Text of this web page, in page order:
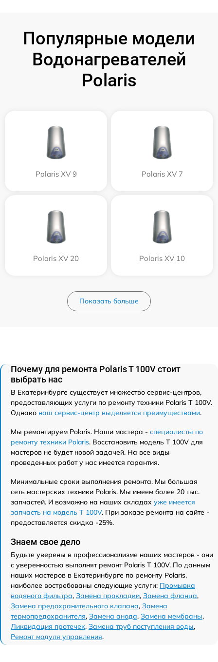
Популярные модели
Водонагревателей
Polaris
Polaris XV 9 Polaris XV 7
Polaris XV 20 Polaris XV 10
Показать больше
Почему для ремонта Polaris T 100V стоит
выбрать нас
В Екатеринбурге существует множество сервис-центров,
предоставляющих услуги по ремонту техники Polaris T 100V.
Однако наш сервис-центр выделяется преимуществами.
Мы ремонтируем Polaris. Наши мастера - специалисты по
ремонту техники Polaris. Восстановить модель T 100V для
мастеров не будет новой задачей. На все виды
проведенных работ у нас имеется гарантия.
Минимальные сроки выполнения ремонта. Мы большая
сеть мастерских техники Polaris. Мы имеем более 20 тыс.
запчастей. И возможно на наших складах уже имеется
запчасть на модель T 100V. При заказе ремонта на сайте -
предоставляется скидка -25%.
Знаем свое дело
Будьте уверены в профессионализме наших мастеров - они
с уверенностью выполнят ремонт Polaris T 100V. По данным
наших мастеров в Екатеринбурге по ремонту Polaris,
наиболее востребованы следующие услуги: Промывка
водяного фильтра, Замена прокладки, Замена фланца,
Замена предохранительного клапана, Замена
термопредохранителя, Замена анода, Замена мембраны,
Ликвидация протечек, Замена труб поступления воды,
Ремонт модуля управления.